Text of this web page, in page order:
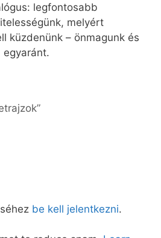
legfontosabb
melyért
küzdenünk – önmagunk és
egyaránt.
be kell jelentkezni.